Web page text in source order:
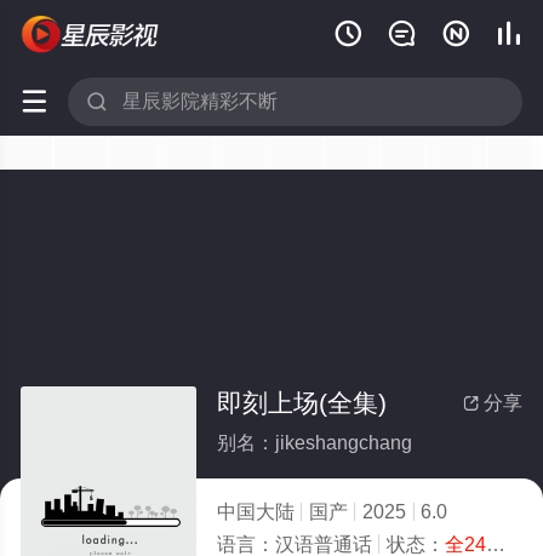
   
 
 分享
即刻上场(全集)
别名：jikeshangchang
中国大陆 国产 2025
6.0
语言： 汉语普通话 状态： 全24集